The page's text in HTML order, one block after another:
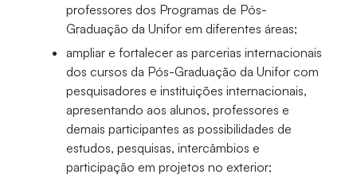
professores dos Programas de Pós-
Graduação da Unifor em diferentes áreas;
ampliar e fortalecer as parcerias internacionais
dos cursos da Pós-Graduação da Unifor com
pesquisadores e instituições internacionais,
apresentando aos alunos, professores e
demais participantes as possibilidades de
estudos, pesquisas, intercâmbios e
participação em projetos no exterior;